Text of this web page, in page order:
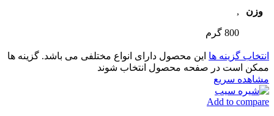
وزن
,
800 گرم
انتخاب گزینه ها این محصول دارای انواع مختلفی می باشد. گزینه ها
ممکن است در صفحه محصول انتخاب شوند
مشاهده سریع
Add to compare